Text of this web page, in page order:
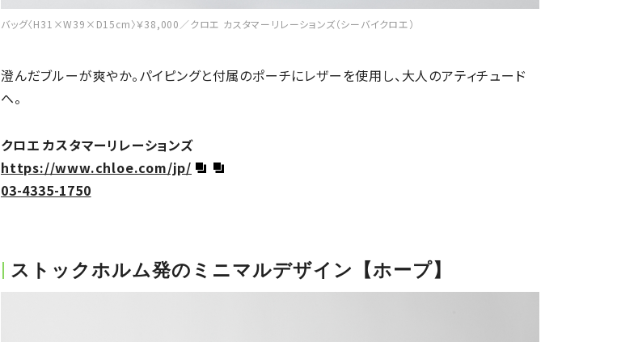
バッグ〈H31×W39×D15cm〉￥38,000／クロエ カスタマーリレーションズ（シーバイクロエ）
澄んだブルーが爽やか。パイピングと付属のポーチにレザーを使用し、大人のアティチュード
へ。
クロエ カスタマーリレーションズ
https://www.chloe.com/jp/
03-4335-1750
ストックホルム発のミニマルデザイン【ホープ】